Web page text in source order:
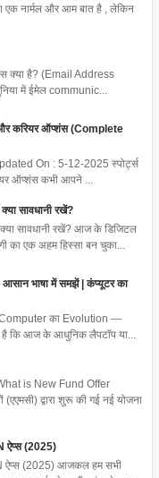
नार्मल और आम बात है , लेकिन
क्या है? (Email Address
में ईमेल communic...
और करियर ऑप्शंस (Complete
On : 5-12-2025 स्पोर्ट्स
ऑप्शंस कभी आपने ...
सावधानी रखें?
सावधानी रखें? आज के डिजिटल
का एक अहम हिस्सा बन चुका...
भाषा में समझें | कंप्यूटर का
का Evolution —
कि आज के आधुनिक लैपटॉप या...
is New Fund Offer
द्वारा शुरू की गई नई योजना
ऐप्स (2025)
ऐप्स (2025) आजकल हम सभी